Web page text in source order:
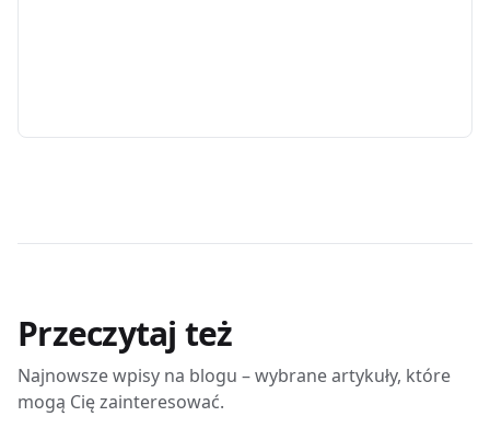
Przeczytaj też
Najnowsze wpisy na blogu – wybrane artykuły, które
mogą Cię zainteresować.